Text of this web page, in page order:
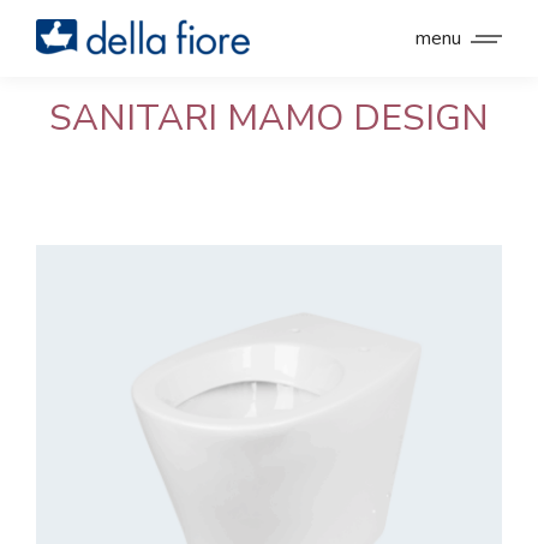
menu
SANITARI MAMO DESIGN
You are here: